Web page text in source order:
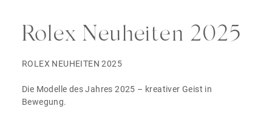
Rolex Neuheiten 2025
ROLEX NEUHEITEN 2025
Die Modelle des Jahres 2025 – kreativer Geist in
Bewegung.